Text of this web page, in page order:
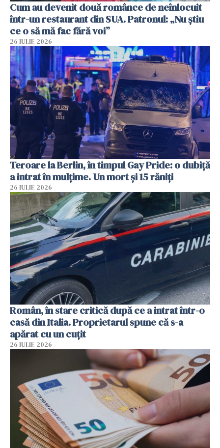
Cum au devenit două românce de neînlocuit
într-un restaurant din SUA. Patronul: „Nu știu
ce o să mă fac fără voi”
26 IULIE 2026
Teroare la Berlin, în timpul Gay Pride: o dubiță
a intrat în mulțime. Un mort și 15 răniți
26 IULIE 2026
Român, în stare critică după ce a intrat într-o
casă din Italia. Proprietarul spune că s-a
apărat cu un cuțit
26 IULIE 2026